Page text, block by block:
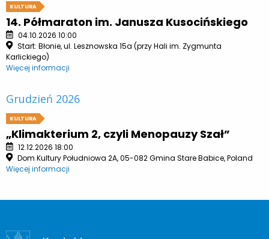
KULTURA
14. Półmaraton im. Janusza Kusocińskiego
04.10.2026 10:00
Start: Błonie, ul. Lesznowska 15a (przy Hali im. Zygmunta
Karlickiego)
Więcej informacji
Grudzień 2026
KULTURA
„Klimakterium 2, czyli Menopauzy Szał”
12.12.2026 18:00
Dom Kultury Południowa 2A, 05-082 Gmina Stare Babice, Poland
Więcej informacji